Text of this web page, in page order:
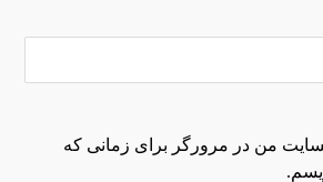
من در مرورگر برای زمانی که